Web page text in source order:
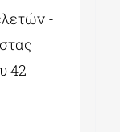
-
42